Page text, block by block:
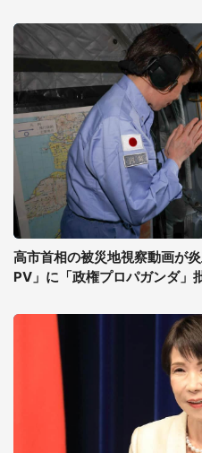
高市首相の被災地視察動画が
PV」に「政権プロパガンダ」